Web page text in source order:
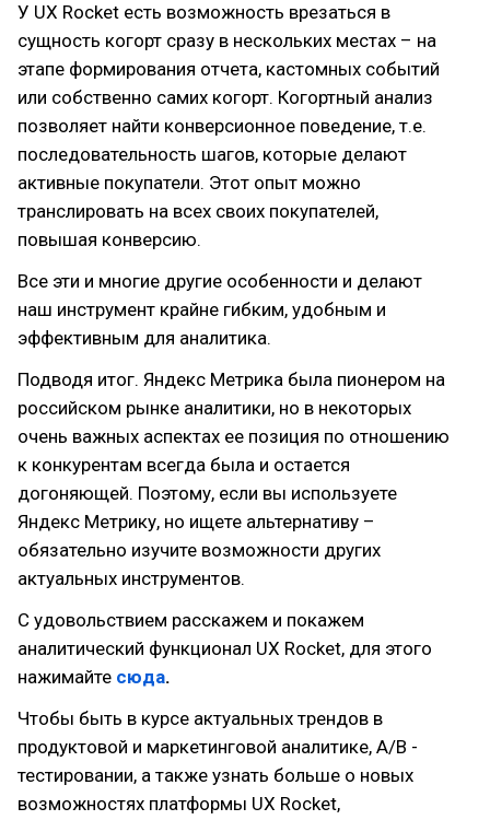
У UX Rocket есть возможность врезаться в
сущность когорт сразу в нескольких местах – на
этапе формирования отчета, кастомных событий
или собственно самих когорт. Когортный анализ
позволяет найти конверсионное поведение, т.е.
последовательность шагов, которые делают
активные покупатели. Этот опыт можно
транслировать на всех своих покупателей,
повышая конверсию.
Все эти и многие другие особенности и делают
наш инструмент крайне гибким, удобным и
эффективным для аналитика.
Подводя итог. Яндекс Метрика была пионером на
российском рынке аналитики, но в некоторых
очень важных аспектах ее позиция по отношению
к конкурентам всегда была и остается
догоняющей. Поэтому, если вы используете
Яндекс Метрику, но ищете альтернативу –
обязательно изучите возможности других
актуальных инструментов.
С удовольствием расскажем и покажем
аналитический функционал UX Rocket, для этого
нажимайте сюда.
Чтобы быть в курсе актуальных трендов в
продуктовой и маркетинговой аналитике, А/В -
тестировании, а также узнать больше о новых
возможностях платформы UX Rocket,